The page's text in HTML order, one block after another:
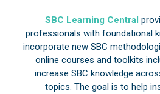
SBC Learning Central
professionals with foundational
incorporate new SBC
online courses and toolkits
increase SBC knowledge
topics. The goal is to help